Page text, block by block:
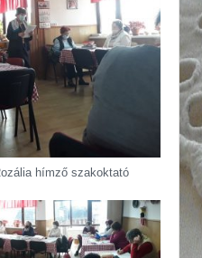
hímző szakoktató